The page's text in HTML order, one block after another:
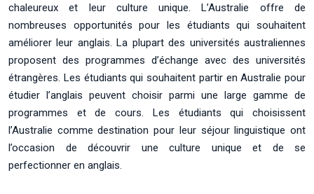
chaleureux et leur culture unique. L’Australie offre de
nombreuses opportunités pour les étudiants qui souhaitent
améliorer leur anglais. La plupart des universités australiennes
proposent des programmes d’échange avec des universités
étrangères. Les étudiants qui souhaitent partir en Australie pour
étudier l’anglais peuvent choisir parmi une large gamme de
programmes et de cours. Les étudiants qui choisissent
l’Australie comme destination pour leur séjour linguistique ont
l’occasion de découvrir une culture unique et de se
perfectionner en anglais.